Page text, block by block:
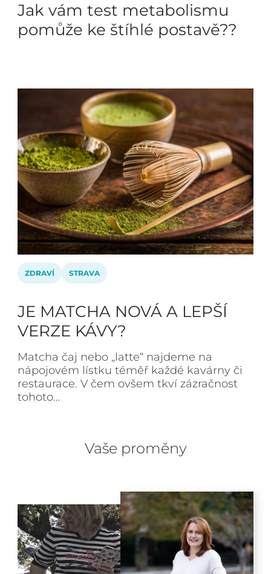
Jak vám test metabolismu
pomůže ke štíhlé postavě??
ZDRAVÍ STRAVA
JE MATCHA NOVÁ A LEPŠÍ
VERZE KÁVY?
Matcha čaj nebo „latte“ najdeme na
nápojovém lístku téměř každé kavárny či
restaurace. V čem ovšem tkví zázračnost
tohoto…
Vaše proměny